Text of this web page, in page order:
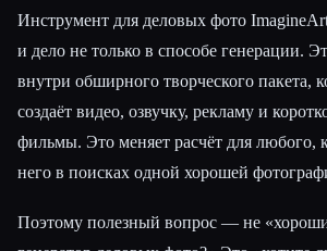
Инструмент для деловых фото
и дело не только в способе генерации.
внутри обширного творческого пакета,
создаёт видео, озвучку, рекламу и
фильмы. Это меняет расчёт для любого,
него в поисках одной хорошей
Поэтому полезный вопрос — не